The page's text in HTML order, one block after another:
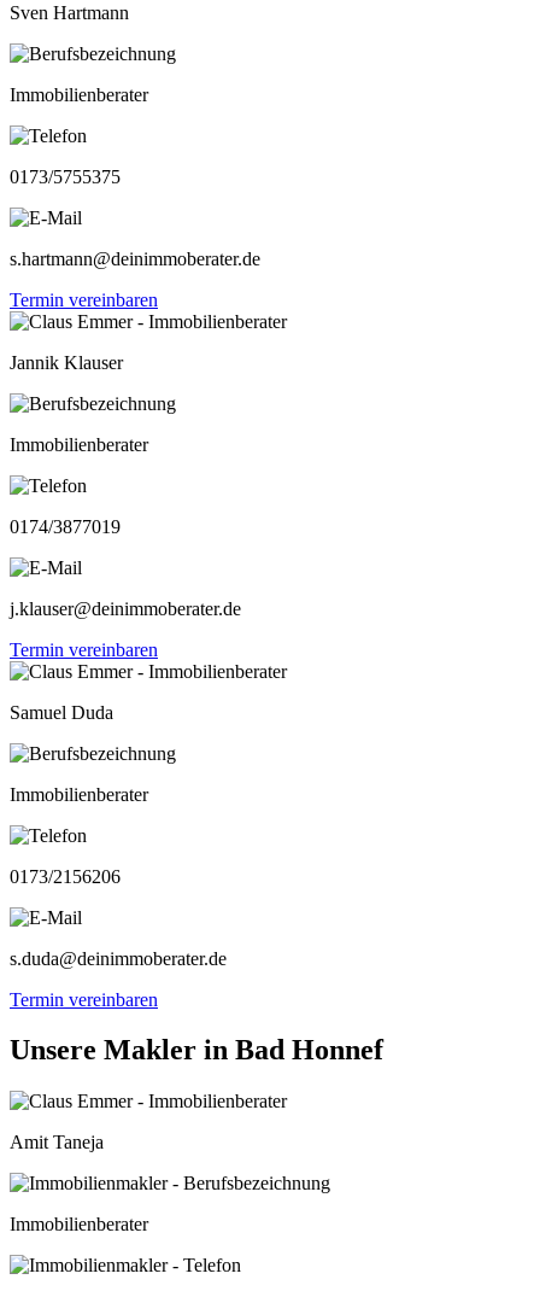
Sven Hartmann
Immobilienberater
0173/5755375
s.hartmann@deinimmoberater.de
Termin vereinbaren
Jannik Klauser
Immobilienberater
0174/3877019
j.klauser@deinimmoberater.de
Termin vereinbaren
Samuel Duda
Immobilienberater
0173/2156206
s.duda@deinimmoberater.de
Termin vereinbaren
Unsere Makler in Bad Honnef
Amit Taneja
Immobilienberater